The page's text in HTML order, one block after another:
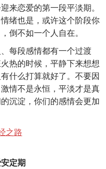
来恋爱的第一段平淡期。
绪也是，或许这个阶段你
倒不如一个人自在。
每段感情都有一个过渡
热的时候，平静下来想想
什么打算就好了。不要因
情不是永恒，平淡才是真
沉淀，你们的感情会更加
定期